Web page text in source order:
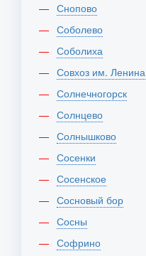
Снопово
Соболево
Соболиха
Совхоз им. Ленина
Солнечногорск
Солнцево
Солнышково
Сосенки
Сосенское
Сосновый бор
Сосны
Софрино